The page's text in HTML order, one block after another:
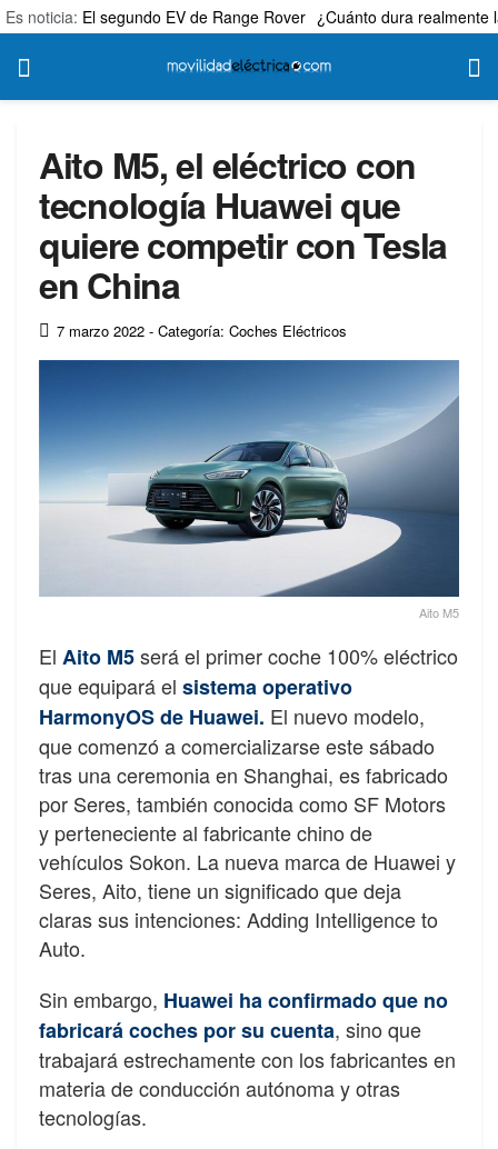
Es noticia: El segundo EV de Range Rover ¿Cuánto dura realmente
Aito M5, el eléctrico con
tecnología Huawei que
quiere competir con Tesla
en China
7 marzo 2022 - Categoría: Coches Eléctricos
Aito M5
El Aito M5será el primer coche 100% eléctrico
que equipará el sistema operativo
HarmonyOS de Huawei. El nuevo modelo,
que comenzó a comercializarse este sábado
tras una ceremonia en Shanghai, es fabricado
por Seres, también conocida como SF Motors
y perteneciente al fabricante chino de
vehículos Sokon. La nueva marca de Huawei y
Seres, Aito, tiene un significado que deja
claras sus intenciones: Adding Intelligence to
Auto.
Sin embargo, Huawei ha confirmado que no
fabricará coches por su cuenta, sino que
trabajará estrechamente con los fabricantes en
materia de conducción autónoma y otras
tecnologías.